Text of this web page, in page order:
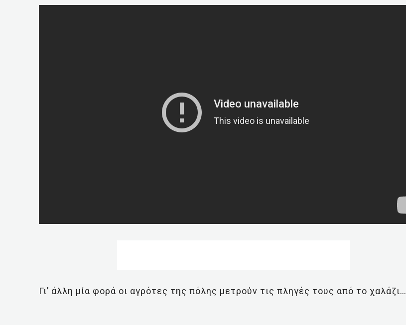
Γι’ άλλη μία φορά οι αγρότες της πόλης μετρούν τις πληγές τους από το χαλάζι…